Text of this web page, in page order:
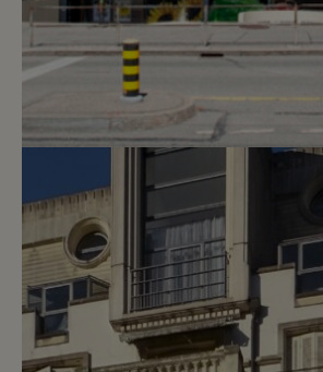
CHF 300.- / mois
Avenue de Champel 8 C
Genève
m2